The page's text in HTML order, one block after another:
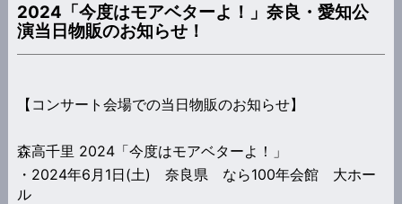
2024「今度はモアベターよ！」奈良・愛知公
演当日物販のお知らせ！
【コンサート会場での当日物販のお知らせ】
森高千里 2024「今度はモアベターよ！」
・ 2024年6月1日(土) 奈良県 なら100年会館 大ホー
ル